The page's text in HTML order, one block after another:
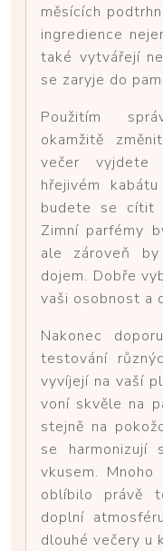
měsících
ingredience
také vytvářejí
se zaryje do
Použitím
okamžitě
večer vyjdete
hřejivém
budete se cítit
Zimní parfémy
ale zároveň
dojem. Dobře
vaši osobnost a
Nakonec
testování
vyvíjejí na vaší
voní skvěle na
stejně na
se harmonizují
vkusem.
oblíbilo právě
doplní
dlouhé večery u